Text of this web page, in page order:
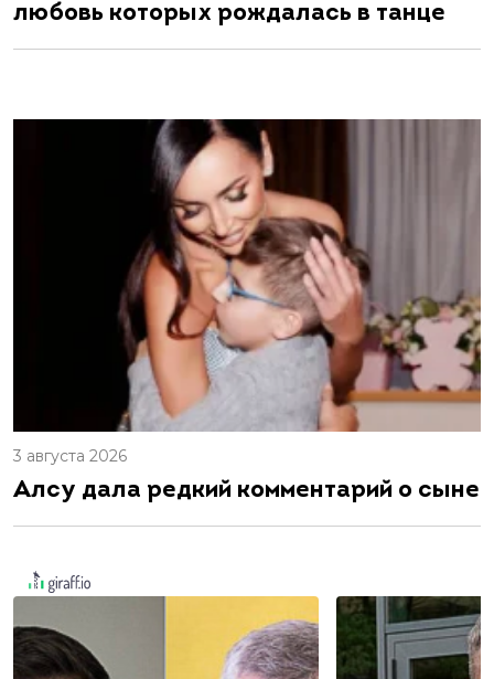
любовь которых рождалась в танце
3 августа 2026
Алсу дала редкий комментарий о сыне